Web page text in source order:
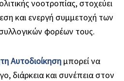
νοοτροπίας, στοχεύει
και ενεργή συμμετοχή των
φορέων τους.
Αυτοδιοίκησημπορεί να
διάρκεια και συνέπεια στον